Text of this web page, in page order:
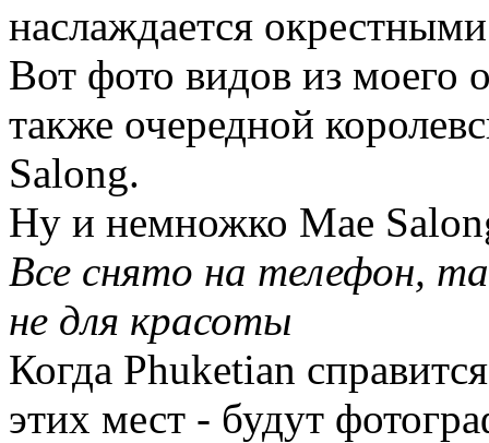
наслаждается
Вот фото видов из моего
также очередной
Salong.
Ну и немножко Mae
Все снято на телефон,
не для красоты
Когда Phuketian
этих мест - будут